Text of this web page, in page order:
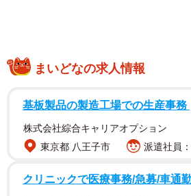
まいどなの求人情報
基板製品の製造工場での生産事務
株式会社綜合キャリアオプション
東京都 八王子市
派遣社員
クリニックで医療事務/急募/車通